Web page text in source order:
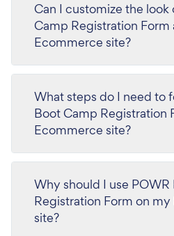
Can I customize the
Camp Registration Form
Ecommerce site?
What steps do I need to
Boot Camp Registration
Ecommerce site?
Why should I use
Registration Form on
site?